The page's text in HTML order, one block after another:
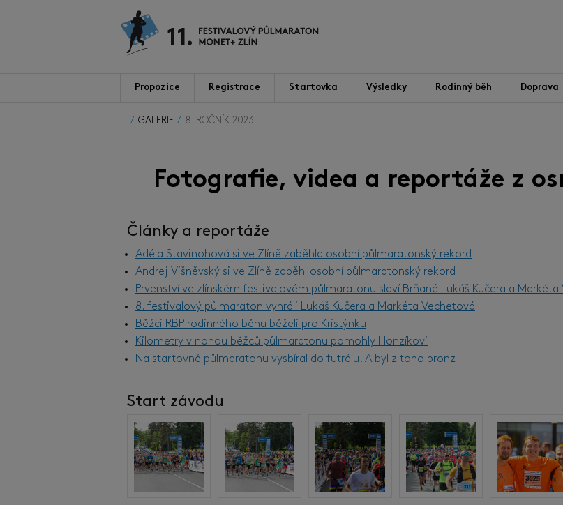
Propozice Registrace Startovka Výsledky Rodinný běh Doprava
GALERIE 8. ROČNÍK 2023
Fotografie, videa a reportáže z
Články a reportáže
Adéla Stavinohová si ve Zlíně zaběhla osobní půlmaratonský rekord
Andrej Višněvský si ve Zlíně zaběhl osobní půlmaratonský rekord
Prvenství ve zlínském festivalovém půlmaratonu slaví Brňané Lukáš Kučera a Markéta
8. festivalový půlmaraton vyhráli Lukáš Kučera a Markéta Vechetová
Běžci RBP rodinného běhu běželi pro Kristýnku
Kilometry v nohou běžců půlmaratonu pomohly Honzíkovi
Na startovné půlmaratonu vysbíral do futrálu. A byl z toho bronz
Start závodu